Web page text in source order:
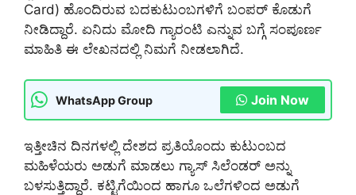
Card) ಹೊಂದಿರುವ ಬದಕುಟುಂಬಗಳಿಗೆ ಬಂಪರ್ ಕೊಡುಗೆ
ನೀಡಿದ್ದಾರೆ. ಏನಿದು ಮೋದಿ ಗ್ಯಾರಂಟಿ ಎನ್ನುವ ಬಗ್ಗೆ ಸಂಪೂರ್ಣ
ಮಾಹಿತಿ ಈ ಲೇಖನದಲ್ಲಿ ನಿಮಗೆ ನೀಡಲಾಗಿದೆ.
WhatsApp Group Join Now
ಇತ್ತೀಚಿನ ದಿನಗಳಲ್ಲಿ ದೇಶದ ಪ್ರತಿಯೊಂದು ಕುಟುಂಬದ
ಮಹಿಳೆಯರು ಅಡುಗೆ ಮಾಡಲು ಗ್ಯಾಸ್ ಸಿಲೆಂಡರ್ ಅನ್ನು
ಬಳಸುತ್ತಿದ್ದಾರೆ. ಕಟ್ಟಿಗೆಯಿಂದ ಹಾಗೂ ಒಲೆಗಳಿಂದ ಅಡುಗೆ